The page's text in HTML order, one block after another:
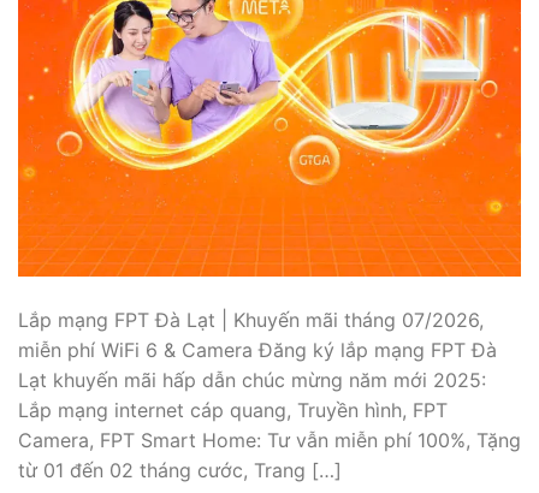
Lắp mạng FPT Đà Lạt | Khuyến mãi tháng 07/2026,
miễn phí WiFi 6 & Camera Đăng ký lắp mạng FPT Đà
Lạt khuyến mãi hấp dẫn chúc mừng năm mới 2025:
Lắp mạng internet cáp quang, Truyền hình, FPT
Camera, FPT Smart Home: Tư vẫn miễn phí 100%, Tặng
từ 01 đến 02 tháng cước, Trang […]